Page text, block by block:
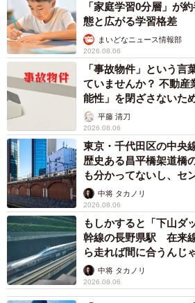
「家庭学習0分層」が
態と広がる学習格差
まいどなニュース情報部
2026.08.06
「事故物件」という言
ていませんか？ 不動産
能性」を閉ざさないた
平藤 清刀
2026.08.06
東京・千代田区の中央
歴史ある昌平橋架道
も分かってないし、セ
して」中将 タカノリ
2026.08.06
もしかすると「下山
幹線の長野県駅 在来
ら走れば間に合うん
係が反響
中将 タカノリ
2026.08.06